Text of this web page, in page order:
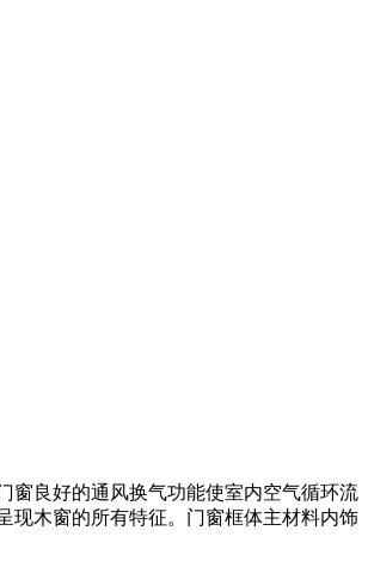
窗良好的通风换气功能使室内空气循环流
现木窗的所有特征。门窗框体主材料内饰